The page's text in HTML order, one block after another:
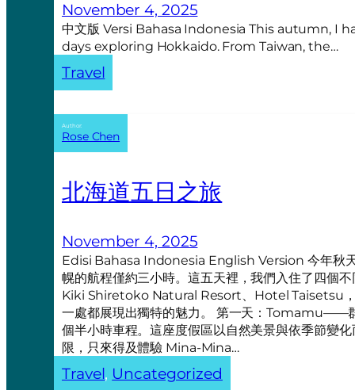
November 4, 2025
中文版 Versi Bahasa Indonesia This autumn,
days exploring Hokkaido. From Taiwan, the…
Travel
Author:
Rose Chen
北海道五日之旅
November 4, 2025
Edisi Bahasa Indonesia English Version 今年秋
幌的航程僅約三小時。這五天裡，我們入住了四
Kiki Shiretoko Natural Resort、Hotel Taisetsu
一處都展現出獨特的魅力。 第一天：Tomamu——
個半小時車程。這座度假區以自然美景與依季節變
限，只來得及體驗 Mina-Mina…
Travel, Uncategorized